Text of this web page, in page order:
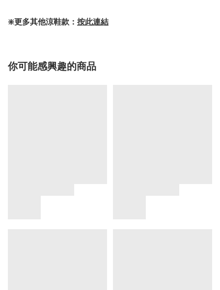
❇️更多其他涼鞋款： 按此連結
你可能感興趣的商品